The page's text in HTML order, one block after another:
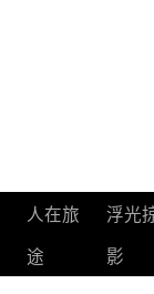
人在旅
途
浮光
影